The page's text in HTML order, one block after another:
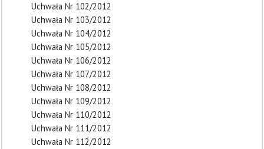
Uchwała Nr 102/2012
Uchwała Nr 103/2012
Uchwała Nr 104/2012
Uchwała Nr 105/2012
Uchwała Nr 106/2012
Uchwała Nr 107/2012
Uchwała Nr 108/2012
Uchwała Nr 109/2012
Uchwała Nr 110/2012
Uchwała Nr 111/2012
Uchwała Nr 112/2012